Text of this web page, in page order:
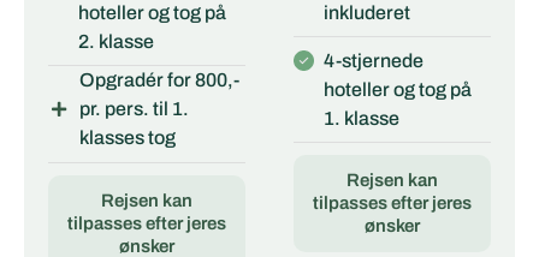
hoteller og tog på
2. klasse
Opgradér for 800,-
pr. pers. til 1.
klasses tog
Rejsen kan
tilpasses efter jeres
ønsker
inkluderet
4-stjernede
hoteller og tog på
1. klasse
Rejsen kan
tilpasses efter jeres
ønsker